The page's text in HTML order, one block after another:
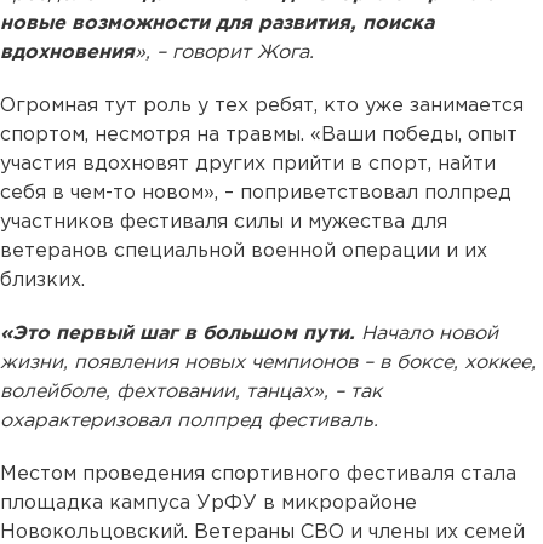
новые возможности для развития, поиска
вдохновения», – говорит Жога.
Огромная тут роль у тех ребят, кто уже занимается
спортом, несмотря на травмы. «Ваши победы, опыт
участия вдохновят других прийти в спорт, найти
себя в чем-то новом», – поприветствовал полпред
участников фестиваля силы и мужества для
ветеранов специальной военной операции и их
близких.
«Это первый шаг в большом пути. Начало новой
жизни, появления новых чемпионов – в боксе, хоккее,
волейболе, фехтовании, танцах», – так
охарактеризовал полпред фестиваль.
Местом проведения спортивного фестиваля стала
площадка кампуса УрФУ в микрорайоне
Новокольцовский. Ветераны СВО и члены их семей